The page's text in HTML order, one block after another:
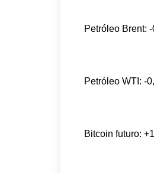
Petróleo Brent:
Petróleo WTI: -
Bitcoin futuro: